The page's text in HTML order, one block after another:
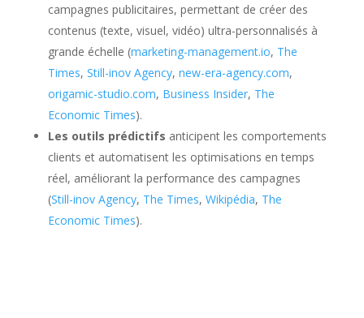
campagnes publicitaires, permettant de créer des
contenus (texte, visuel, vidéo) ultra-personnalisés à
grande échelle (marketing-management.io, The
Times, Still-inov Agency, new-era-agency.com,
origamic-studio.com, Business Insider, The
Economic Times).
Les outils prédictifs anticipent les comportements
clients et automatisent les optimisations en temps
réel, améliorant la performance des campagnes
(Still-inov Agency, The Times, Wikipédia, The
Economic Times).